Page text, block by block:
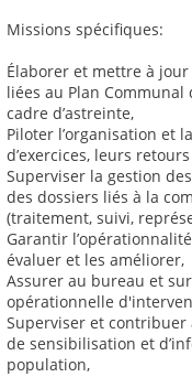
Missions spécifiques:
Élaborer et mettre à
liées au Plan
cadre d’astreinte,
Piloter l’organisation et
d’exercices, leurs
Superviser la gestion
des dossiers liés à la
(traitement, suivi,
Garantir
évaluer et les améliorer,
Assurer au bureau et
opérationnelle
Superviser et contribuer
de sensibilisation et
population,